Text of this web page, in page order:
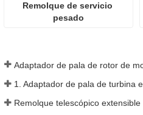
Remolque de servicio
pesado